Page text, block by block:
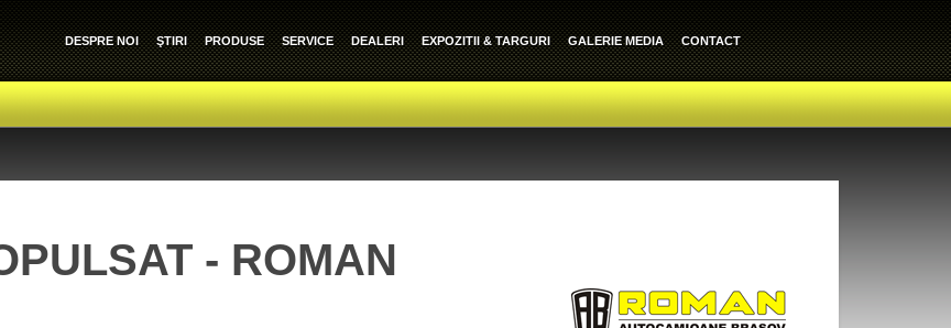
DESPRE NOI ŞTIRI PRODUSE SERVICE DEALERI EXPOZITII & TARGURI GALERIE MEDIA CONTACT
- ROMAN